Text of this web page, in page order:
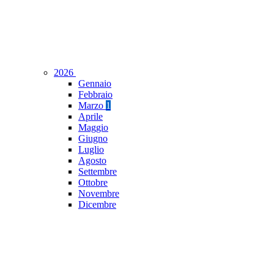
2026
Gennaio
Febbraio
Marzo 1
Aprile
Maggio
Giugno
Luglio
Agosto
Settembre
Ottobre
Novembre
Dicembre